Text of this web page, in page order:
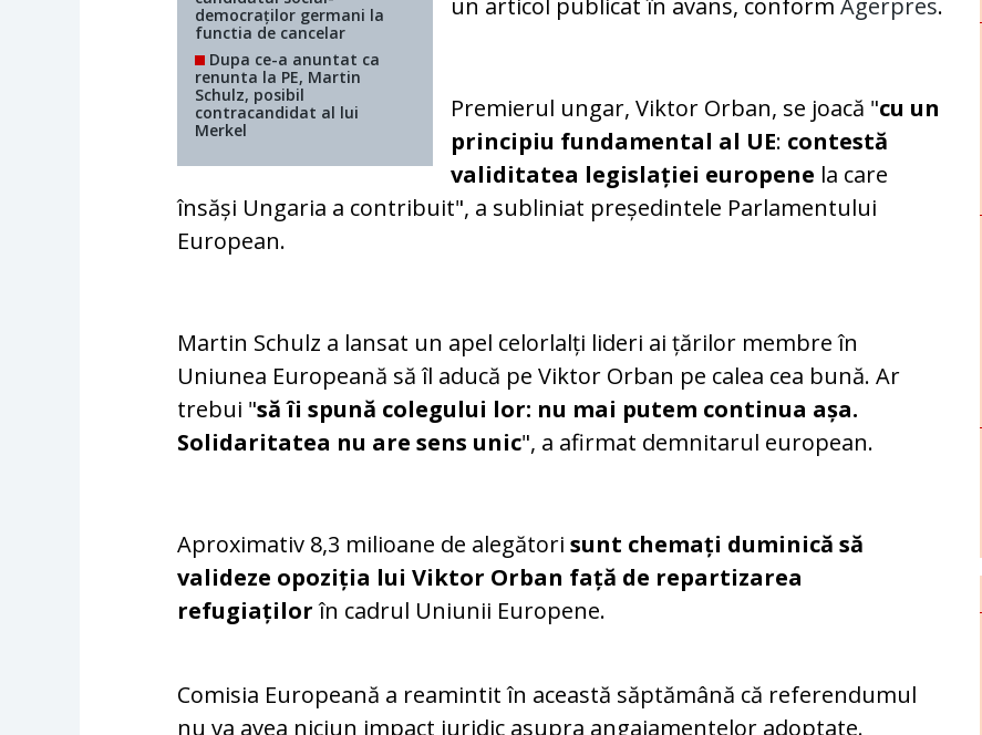
democraților germani la
functia de cancelar
Dupa ce-a anuntat ca
renunta la PE, Martin
Schulz, posibil
contracandidat al lui
Merkel
un articol publicat în avans, conformAgerpres.
Premierul ungar, Viktor Orban, se joacă "cu un
principiu fundamental al UE: contestă
validitatea legislației europene la care
însăși Ungaria a contribuit", a subliniat președintele Parlamentului
European.
Martin Schulz a lansat un apel celorlalți lideri ai țărilor membre în
Uniunea Europeană să îl aducă pe Viktor Orban pe calea cea bună. Ar
trebui "să îi spună colegului lor: nu mai putem continua așa.
Solidaritatea nu are sens unic", a afirmat demnitarul european.
Aproximativ 8,3 milioane de alegătorisunt chemați duminică să
valideze opoziția lui Viktor Orban față de repartizarea
refugiațilorîn cadrul Uniunii Europene.
Comisia Europeană a reamintit în această săptămână că referendumul
nu va avea niciun impact juridic asupra angajamentelor adoptate.